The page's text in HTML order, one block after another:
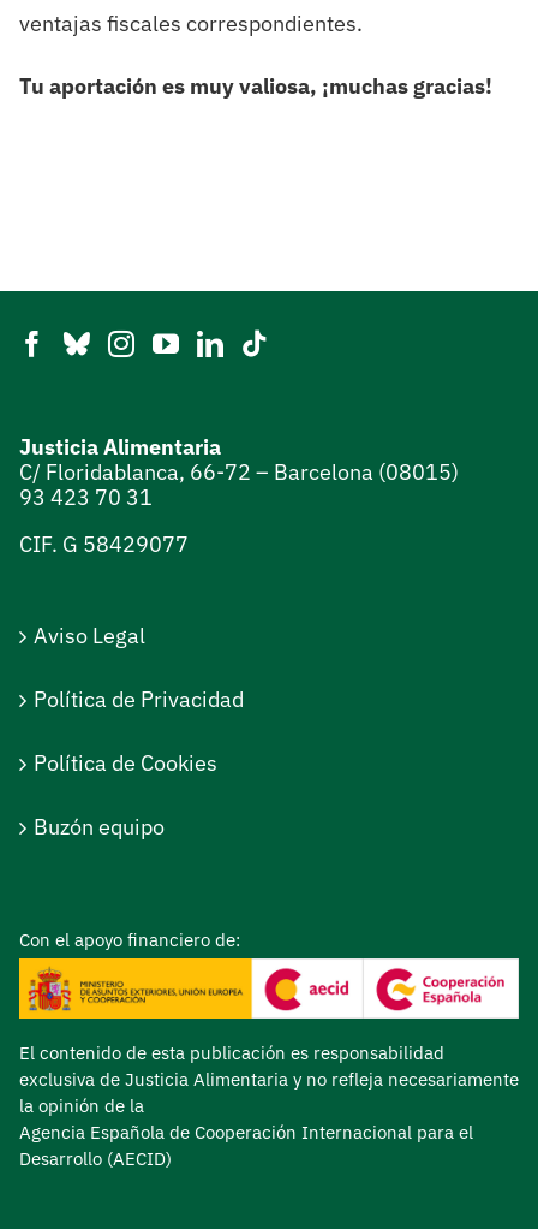
ventajas fiscales correspondientes.
Tu aportación es muy valiosa, ¡muchas gracias!
Justicia Alimentaria
C/ Floridablanca, 66-72 – Barcelona (08015)
93 423 70 31
CIF. G 58429077
Aviso Legal
Política de Privacidad
Política de Cookies
Buzón equipo
Con el apoyo financiero de:
El contenido de esta publicación es responsabilidad
exclusiva de Justicia Alimentaria y no refleja necesariamente
la opinión de la
Agencia Española de Cooperación Internacional para el
Desarrollo (AECID)